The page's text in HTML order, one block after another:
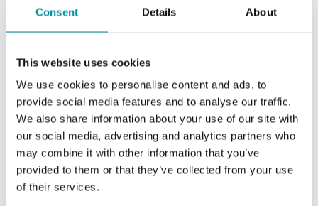
Consent Details About
This website uses cookies
We use cookies to personalise content and ads, to
provide social media features and to analyse our traffic.
We also share information about your use of our site with
our social media, advertising and analytics partners who
may combine it with other information that you’ve
provided to them or that they’ve collected from your use
of their services.
RCX-... (EN, DE, FR, SV, IT)
Manuali
RCX-... (EN)
Dichiarazioni del prodotto